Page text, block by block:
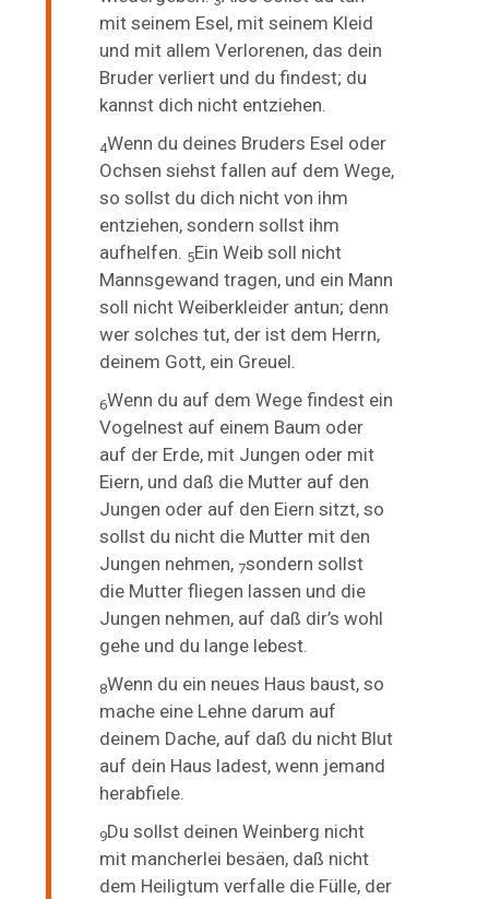
mit seinem Esel, mit seinem Kleid
und mit allem Verlorenen, das dein
Bruder verliert und du findest; du
kannst dich nicht entziehen.
4Wenn du deines Bruders Esel oder
Ochsen siehst fallen auf dem Wege,
so sollst du dich nicht von ihm
entziehen, sondern sollst ihm
aufhelfen. 5Ein Weib soll nicht
Mannsgewand tragen, und ein Mann
soll nicht Weiberkleider antun; denn
wer solches tut, der ist dem Herrn,
deinem Gott, ein Greuel.
6Wenn du auf dem Wege findest ein
Vogelnest auf einem Baum oder
auf der Erde, mit Jungen oder mit
Eiern, und daß die Mutter auf den
Jungen oder auf den Eiern sitzt, so
sollst du nicht die Mutter mit den
Jungen nehmen, 7sondern sollst
die Mutter fliegen lassen und die
Jungen nehmen, auf daß dir’s wohl
gehe und du lange lebest.
8Wenn du ein neues Haus baust, so
mache eine Lehne darum auf
deinem Dache, auf daß du nicht Blut
auf dein Haus ladest, wenn jemand
herabfiele.
9Du sollst deinenWeinberg nicht
mit mancherlei besäen, daß nicht
dem Heiligtum verfalle die Fülle, der